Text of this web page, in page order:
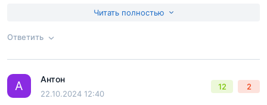
центром. Помимо лечения акцент будет сделан на
профилактике - застройщик предлагает развитый
спортивный сектор. В дополнение к собственным
Согласен справилами публикациина сайте
Отправить комментарий
близко к МКАДЧитать полностью
Ответить
Ответ на отзыв
А Антон
22.10.2024 12:40
12 2